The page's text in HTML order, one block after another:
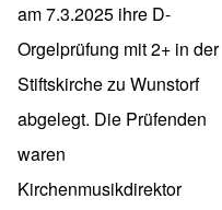
am 7.3.2025 ihre D-
Orgelprüfung mit 2+ in der
Stiftskirche zu Wunstorf
abgelegt. Die Prüfenden
waren
Kirchenmusikdirektor